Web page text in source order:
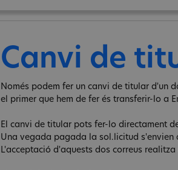
Canvi de
Només podem fer un canvi de titular d'un
el primer que hem de fer és transferir-lo a
El canvi de titular pots fer-lo directament
Una vegada pagada la sol.licitud s'envien
L'acceptació d'aquests dos correus